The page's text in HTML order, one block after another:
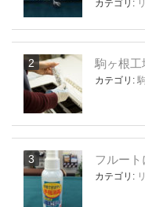
カテゴリ:
駒ヶ根
カテゴリ:
フルート
カテゴリ: